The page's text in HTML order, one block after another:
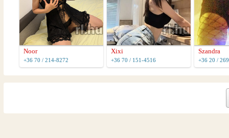
Noor
+36 70 / 214-8272
Xixi
+36 70 / 151-4516
Szandra
+36 20 /